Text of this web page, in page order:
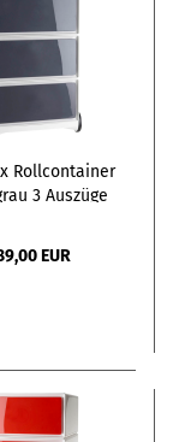
Rollcontainer
3 Auszüge
EUR